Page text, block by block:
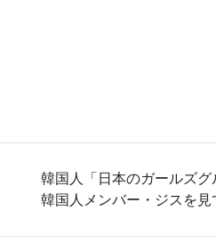
韓国人「日本のガールズ
韓国人メンバー・ジスを見